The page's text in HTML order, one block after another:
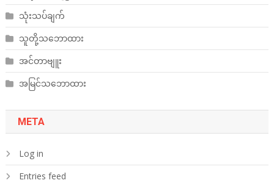
သုံးသပ်ချက်
သူတို့သဘောထား
အင်တာဗျူး
အမြင်သဘောထား
META
Log in
Entries feed